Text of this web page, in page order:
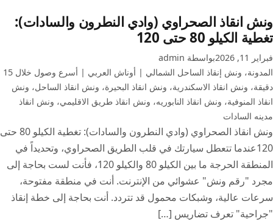
ونش انقاذ الصحراوي (وادي النطرون والسادات):
تغطية الكيلو 80 حتى 120
فبراير 11, 2026
بواسطة admin
المدونة،
ونش إنقاذ الساحل الشمالي | أوناش العربي | أسرع وصول خلال 15
دقيقة، ونش انقاذ الاسكندرية، ونش انقاذ البحيرة، ونش انقاذ الساحل، ونش
انقاذ المنوفية، ونش انقاذ النابوريه، ونش انقاذ طريق الاقليمي، ونش انقاذ
مدينه السادات
ونش انقاذ الصحراوي (وادي النطرون والسادات): تغطية الكيلو 80 حتى
120عندما تتعطل سيارتك في قلب الطريق الصحراوي، وتحديداً في
المنطقة الحرجة ما بين الكيلو 80 والكيلو 120، فأنت لست بحاجة إلى
مجرد "رقم ونش" عشوائي من الإنترنت. أنت في منطقة مفتوحة،
سرعات عالية، وشبكات محمول قد تتردد. أنت بحاجة إلى خطة إنقاذ
"جراحية" تعرف تضاريس […]